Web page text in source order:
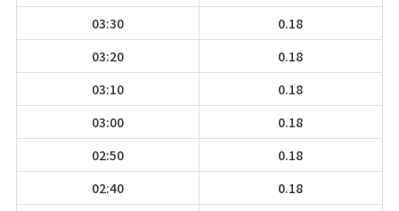
03:30
0.18
03:20
0.18
03:10
0.18
03:00
0.18
02:50
0.18
02:40
0.18